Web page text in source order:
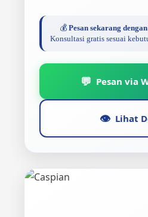
💰 Pesan sekarang
Konsultasi gratis sesuai
💬 Pesan via
👁️ Lihat